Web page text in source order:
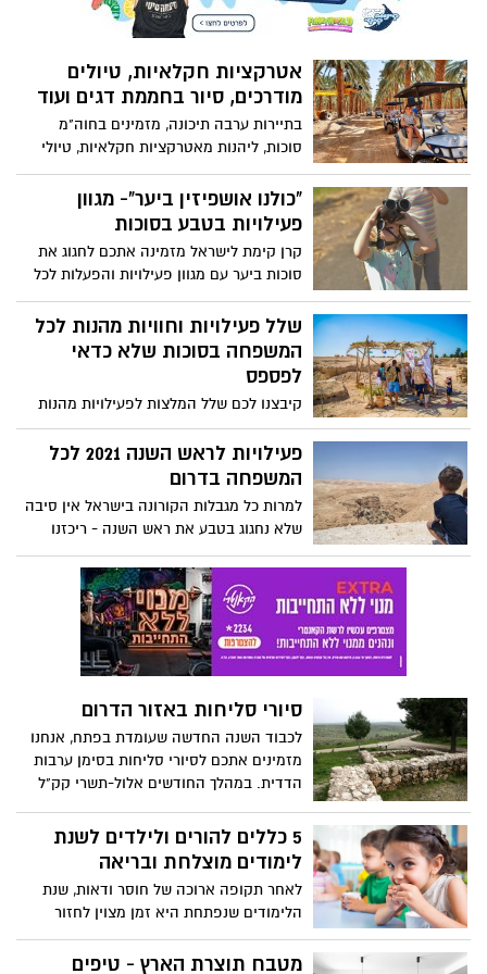
בתשלום על פי הרשימה המפורטת באתר
האינטרנט של רשות הטבע והגנים. מטרתן
הטיול, ערכי טבע, נוף ומורשת באזור בדגש על
כללי הטיול הבטוח. בנוסף, בכניסה למסלולי
הטיול השונים יוצבו כרזות הדרכה לשינון כללי
הזהירות החיוניים לטיול בטוח בהם יש לנקוט.
אטרקציות חקלאיות, טיולים
מודרכים, סיור בחממת דגים ועוד
בתיירות ערבה תיכונה, מזמינים בחוה"מ
סוכות, ליהנות מאטרקציות חקלאיות, טיולי
טבע ומעונת גדיד התמרים שהחלה בערבה
התיכונה - משפחות ומבקרים מוזמנים
להשתתף בחוויה.
"כולנו אושפיזין ביער"- מגוון
פעילויות בטבע בסוכות
קרן קימת לישראל מזמינה אתכם לחגוג את
סוכות ביער עם מגוון פעילויות והפעלות לכל
המשפחה בחול המועד סוכות
שלל פעילויות וחוויות מהנות לכל
המשפחה בסוכות שלא כדאי
לפספס
קיבצנו לכם שלל המלצות לפעילויות מהנות
וחווייתיות לצעירים, למבוגרים ולכל המשפחה
ברחבי הארץ. חג שמח
פעילויות לראש השנה 2021 לכל
המשפחה בדרום
למרות כל מגבלות הקורונה בישראל אין סיבה
שלא נחגוג בטבע את ראש השנה - ריכזנו
עבורכם המלצות לטיולים עבור כל המשפחה,
אירועים ואטרקציות לילדים באוויר הפתוח
שאינם מחייבים תו ירוק.
סיורי סליחות באזור הדרום
לכבוד השנה החדשה שעומדת בפתח, אנחנו
מזמינים אתכם לסיורי סליחות בסימן ערבות
הדדית. במהלך החודשים אלול-תשרי קק"ל
לקבוצות. בין המקומות שתוכלו לסייר בהם
סיור ביער המלאכים, יער יתיר ועוד. הסיורים
במהלך הסיורים ייערכו מעגלי שיח בנושאים
של ערבות הדדית, עשייה למען האחר,
מעורבות קהילתית וערכים חברתיים.
5 כללים להורים ולילדים לשנת
לימודים מוצלחת ובריאה
לאחר תקופה ארוכה של חוסר ודאות, שנת
הלימודים שנפתחת היא זמן מצוין לחזור
לתלם ולאמץ מספר הרגלים בשגרת הלימודים
היומיומית • ומה נמרח בכריך היומי לבית
מטבח תוצרת הארץ - טיפים